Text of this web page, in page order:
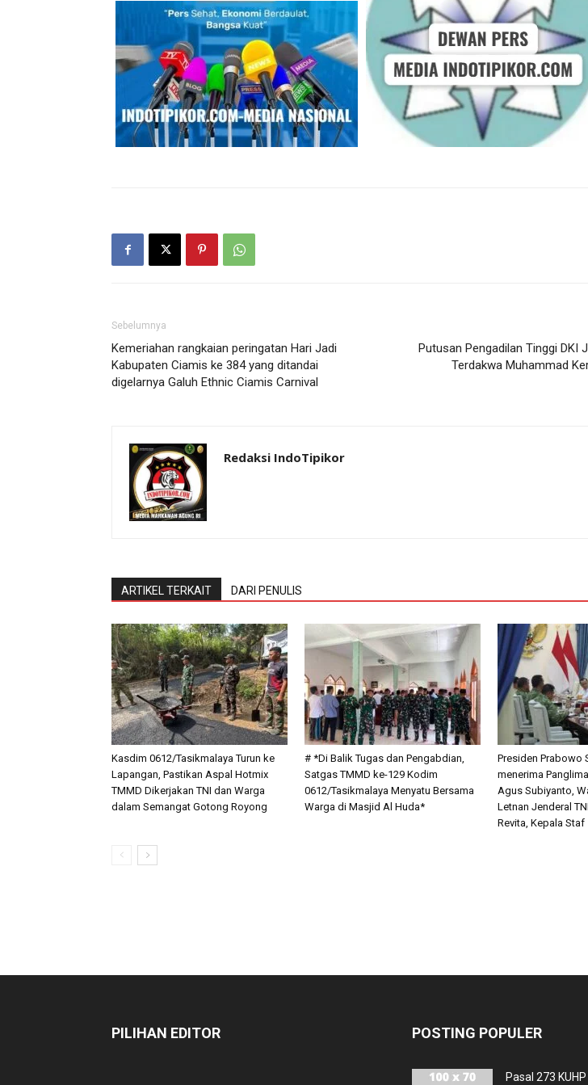
Sebelumnya
Kemeriahan rangkaian peringatan Hari Jadi
Kabupaten Ciamis ke 384 yang ditandai
digelarnya Galuh Ethnic Ciamis Carnival
Putusan Pengadilan Tinggi DKI
Terdakwa Muhammad
Redaksi IndoTipikor
ARTIKEL TERKAIT DARI PENULIS
Kasdim 0612/Tasikmalaya Turun ke
Lapangan, Pastikan Aspal Hotmix
TMMD Dikerjakan TNI dan Warga
dalam Semangat Gotong Royong
# *Di Balik Tugas dan Pengabdian,
Satgas TMMD ke-129 Kodim
0612/Tasikmalaya Menyatu Bersama
Warga di Masjid Al Huda*
Presiden Prabowo
menerima
Agus Subiyanto,
Letnan Jenderal
Revita, Kepala Staf
PILIHAN EDITOR POSTING POPULER
Pasal 273